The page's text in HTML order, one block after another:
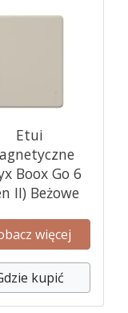
Etui
Boox Go 6
II) Beżowe
więcej
kupić